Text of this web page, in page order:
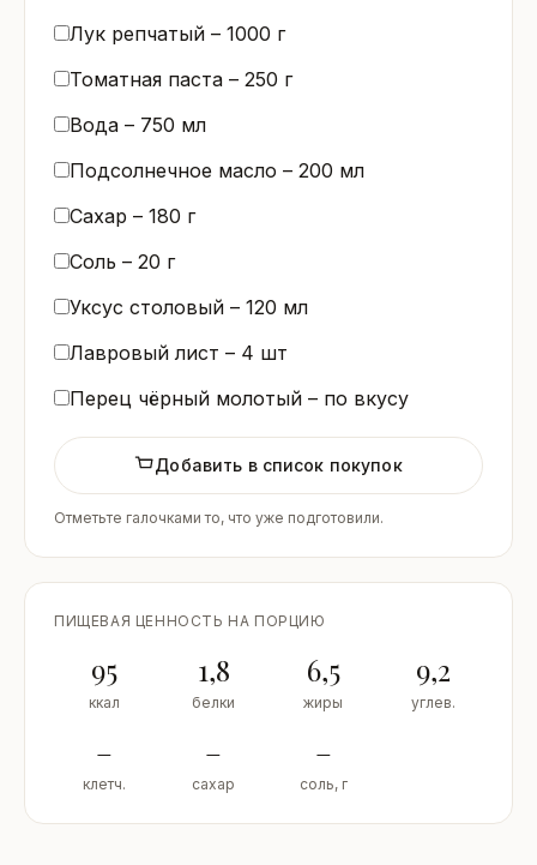
Лук репчатый – 1000 г
Томатная паста – 250 г
Вода – 750 мл
Подсолнечное масло – 200 мл
Сахар – 180 г
Соль – 20 г
Уксус столовый – 120 мл
Лавровый лист – 4 шт
Перец чёрный молотый – по вкусу
Добавить в список покупок
Отметьте галочками то, что уже подготовили.
ПИЩЕВАЯ ЦЕННОСТЬ НА ПОРЦИЮ
95
ккал
1,8
белки
6,5
жиры
9,2
углев.
–
клетч.
–
сахар
–
соль, г